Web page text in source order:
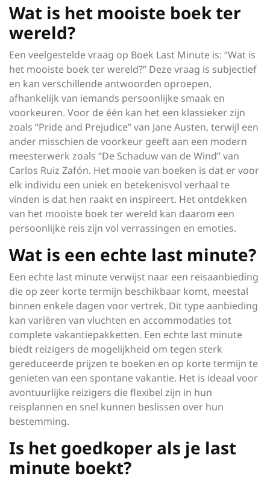
Wat is het mooiste boek ter
wereld?
Een veelgestelde vraag op Boek Last Minute is: “Wat is
het mooiste boek ter wereld?” Deze vraag is subjectief
en kan verschillende antwoorden oproepen,
afhankelijk van iemands persoonlijke smaak en
voorkeuren. Voor de één kan het een klassieker zijn
zoals “Pride and Prejudice” van Jane Austen, terwijl een
ander misschien de voorkeur geeft aan een modern
meesterwerk zoals “De Schaduw van de Wind” van
Carlos Ruiz Zafón. Het mooie van boeken is dat er voor
elk individu een uniek en betekenisvol verhaal te
vinden is dat hen raakt en inspireert. Het ontdekken
van het mooiste boek ter wereld kan daarom een
persoonlijke reis zijn vol verrassingen en emoties.
Wat is een echte last minute?
Een echte last minute verwijst naar een reisaanbieding
die op zeer korte termijn beschikbaar komt, meestal
binnen enkele dagen voor vertrek. Dit type aanbieding
kan variëren van vluchten en accommodaties tot
complete vakantiepakketten. Een echte last minute
biedt reizigers de mogelijkheid om tegen sterk
gereduceerde prijzen te boeken en op korte termijn te
genieten van een spontane vakantie. Het is ideaal voor
avontuurlijke reizigers die flexibel zijn in hun
reisplannen en snel kunnen beslissen over hun
bestemming.
Is het goedkoper als je last
minute boekt?